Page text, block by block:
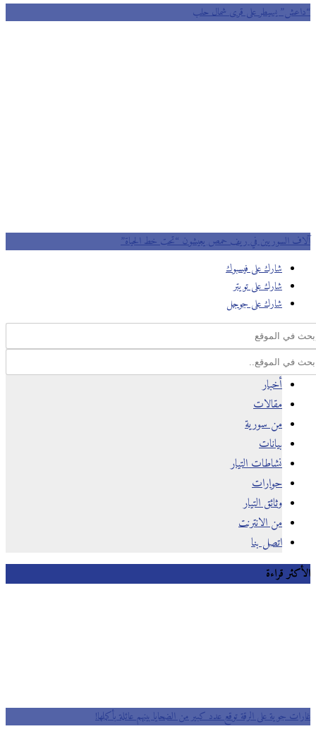
يسيطر على قرى شمال حلب
السوريين في ريف حمص يعيشون “تحت خط الحياة”
شارك على فيسبوك
شارك على تويتر
شارك على جوجل
أخبار
مقالات
من سورية
بيانات
نشاطات التيار
حوارات
وثائق التيار
من الانترنت
اتصل بنا
قراءة
جوية على الرقة توقع عدد كبير من الضحايا بينهم عائلة بأكملها!